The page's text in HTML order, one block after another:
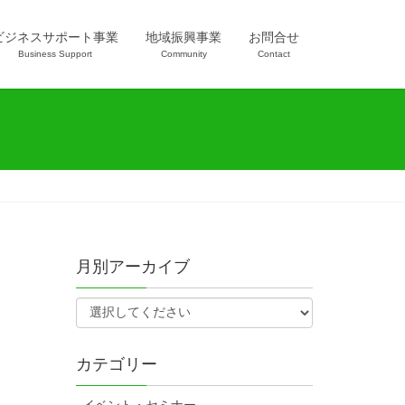
ジネスサポート事業
Business Support
地域振興事業
Community
お問合せ
Contact
月別アーカイブ
カテゴリー